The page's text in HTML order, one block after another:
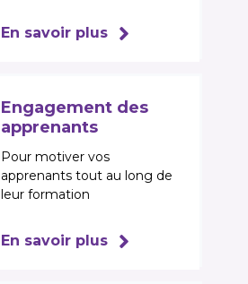
En savoir plus
Engagement des
apprenants
Pour motiver vos
apprenants tout au long de
leur formation
En savoir plus